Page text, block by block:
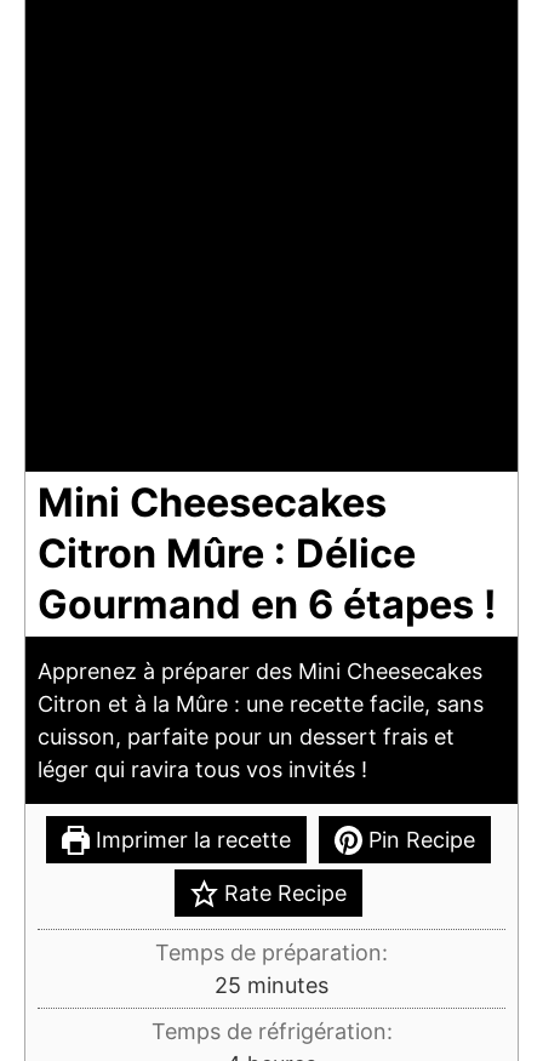
Mini Cheesecakes
Citron Mûre : Délice
Gourmand en 6 étapes !
Apprenez à préparer des Mini Cheesecakes
Citron et à la Mûre : une recette facile, sans
cuisson, parfaite pour un dessert frais et
léger qui ravira tous vos invités !
Imprimer la recette Pin Recipe
Rate Recipe
Temps de préparation:
25 minutes
minutes
Temps de réfrigération: